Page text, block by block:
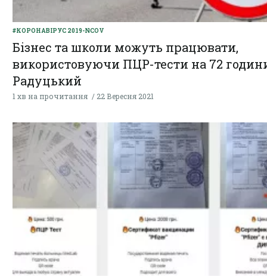
#КОРОНАВІРУС 2019-NCOV
Бізнес та школи можуть працювати,
використовуючи ПЦР-тести на 72
Радуцький
1 хв на прочитання 22 Вересня 2021